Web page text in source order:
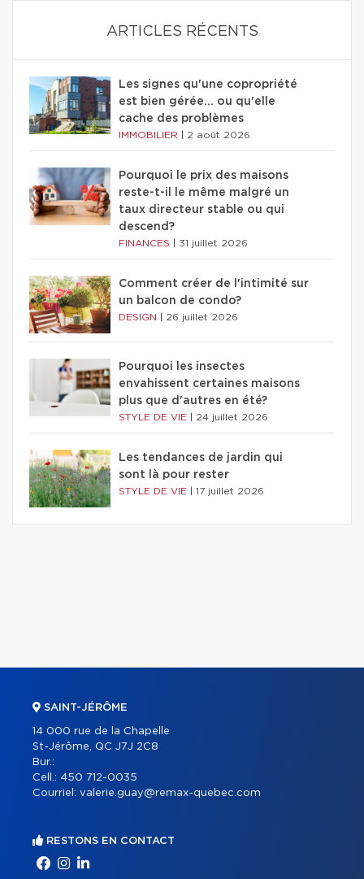
ARTICLES RÉCENTS
Les signes qu'une copropriété
est bien gérée… ou qu'elle
cache des problèmes
IMMOBILIER 2 août 2026
Pourquoi le prix des maisons
reste-t-il le même malgré un
taux directeur stable ou qui
descend?
FINANCES 31 juillet 2026
Comment créer de l'intimité sur
un balcon de condo?
DESIGN 26 juillet 2026
Pourquoi les insectes
envahissent certaines maisons
plus que d'autres en été?
STYLE DE VIE 24 juillet 2026
Les tendances de jardin qui
sont là pour rester
STYLE DE VIE 17 juillet 2026
SAINT-JÉRÔME
14 000 rue de la Chapelle
St-Jérôme, QC J7J 2C8
Bur.:
Cell.: 450 712-0035
Courriel: valerie.guay@remax-quebec.com
RESTONS EN CONTACT